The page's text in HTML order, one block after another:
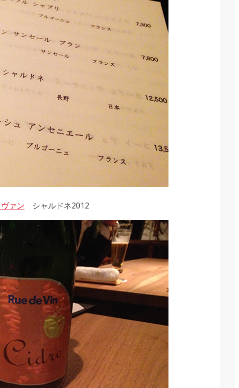
ァン シャルドネ2012